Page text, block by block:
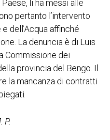
li ha messi alle
pertanto l’intervento
dell’Acqua affinché
La denuncia è di Luis
Commissione dei
provincia del Bengo. Il
la mancanza di contratti
P.